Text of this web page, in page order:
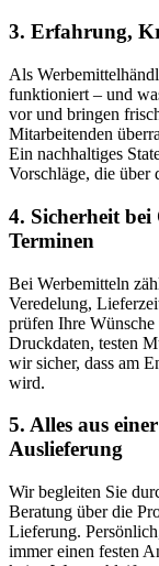
3. Erfahrung,
Als
funktioniert – und
vor und bringen
Mitarbeitenden
Ein nachhaltiges
Vorschläge, die über
4. Sicherheit
Terminen
Bei Werbemitteln
Veredelung,
prüfen Ihre
Druckdaten, testen
wir sicher, dass am
wird.
5. Alles aus
Auslieferung
Wir begleiten Sie
Beratung über die
Lieferung.
immer einen festen